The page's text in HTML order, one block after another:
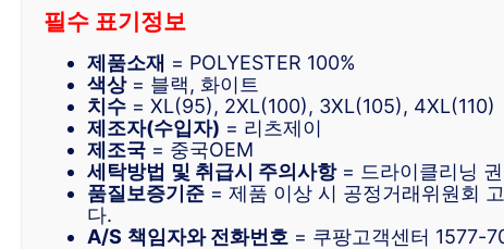
필수 표기정보
제품소재 = POLYESTER 100%
색상= 블랙, 화이트
치수 = XL(95), 2XL(100), 3XL(105), 4XL(110)
제조자(수입자) = 리츠제이
제조국 = 중국OEM
세탁방법 및 취급시 주의사항= 드라이클리닝
품질보증기준 = 제품 이상 시 공정거래위원회
다.
A/S 책임자와 전화번호 = 쿠팡고객센터 1577-